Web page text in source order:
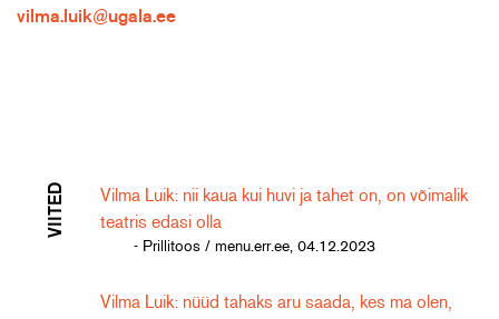
vilma.luik@ugala.ee
VIITED
Vilma Luik: nii kaua kui huvi ja tahet on, on võimalik
teatris edasi olla
- Prillitoos / menu.err.ee, 04.12.2023
Vilma Luik: nüüd tahaks aru saada, kes ma olen,